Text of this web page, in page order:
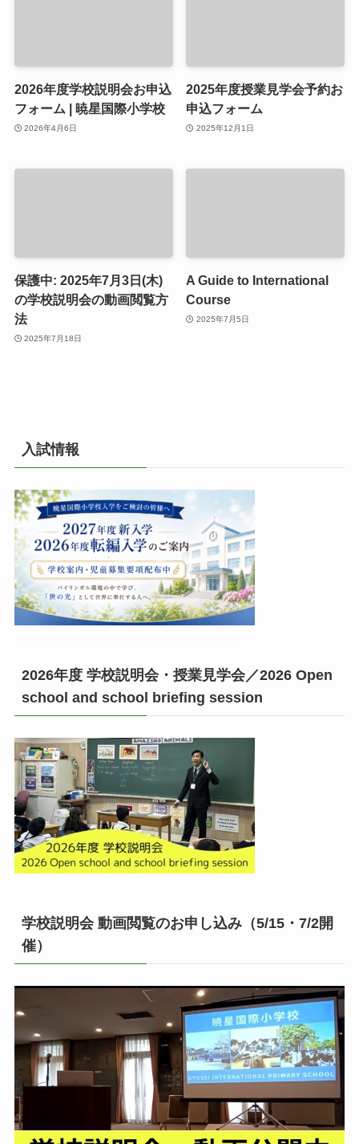
2026年度学校説明会お申込
フォーム | 暁星国際小学校
2026年4月6日
2025年度授業見学会予約お
申込フォーム
2025年12月1日
保護中: 2025年7月3日(木)
の学校説明会の動画閲覧方
法
2025年7月18日
A Guide to International
Course
2025年7月5日
入試情報
2026年度 学校説明会・授業見学会／2026 Open
school and school briefing session
学校説明会 動画閲覧のお申し込み（5/15・7/2開
催）